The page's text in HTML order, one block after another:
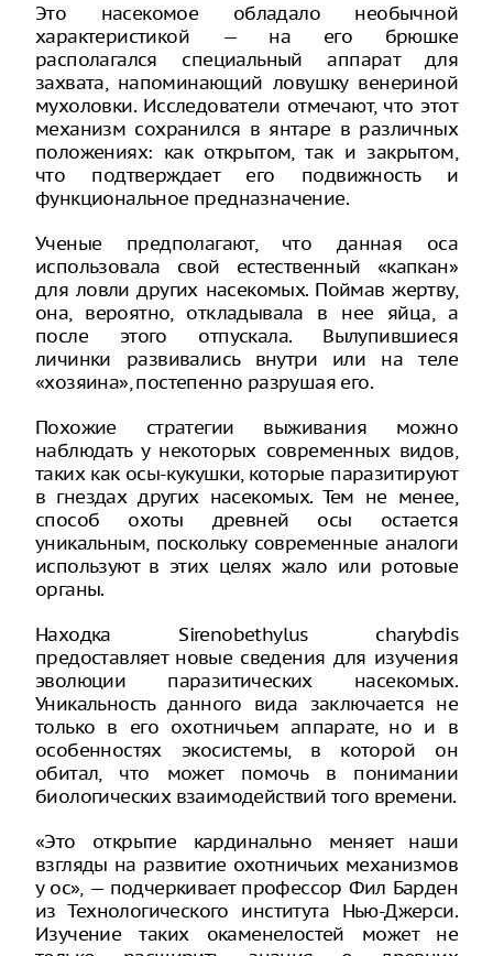
Это насекомое обладало необычной
характеристикой — на его брюшке
располагался специальный аппарат для
захвата, напоминающий ловушку венериной
мухоловки. Исследователи отмечают, что этот
механизм сохранился в янтаре в различных
положениях: как открытом, так и закрытом,
что подтверждает его подвижность и
функциональное предназначение.
Ученые предполагают, что данная оса
использовала свой естественный «капкан»
для ловли других насекомых. Поймав жертву,
она, вероятно, откладывала в нее яйца, а
после этого отпускала. Вылупившиеся
личинки развивались внутри или на теле
«хозяина», постепенно разрушая его.
Похожие стратегии выживания можно
наблюдать у некоторых современных видов,
таких как осы-кукушки, которые паразитируют
в гнездах других насекомых. Тем не менее,
способ охоты древней осы остается
уникальным, поскольку современные аналоги
используют в этих целях жало или ротовые
органы.
Находка Sirenobethylus charybdis
предоставляет новые сведения для изучения
эволюции паразитических насекомых.
Уникальность данного вида заключается не
только в его охотничьем аппарате, но и в
особенностях экосистемы, в которой он
обитал, что может помочь в понимании
биологических взаимодействий того времени.
«Это открытие кардинально меняет наши
взгляды на развитие охотничьих механизмов
у ос», — подчеркивает профессор Фил Барден
из Технологического института Нью-Джерси.
Изучение таких окаменелостей может не